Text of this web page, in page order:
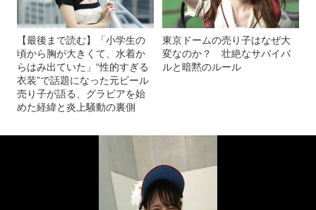
【最後まで読む】「小学生の
頃から胸が大きくて、水着か
らはみ出ていた」“性的すぎる
衣装”で話題になった元ビール
売り子が語る、グラビアを始
めた経緯と炎上騒動の裏側
東京ドームの売り子はなぜ大
変なのか？ 壮絶なサバイバ
ルと暗黙のルール